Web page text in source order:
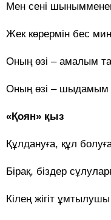
Мен сені
Жек көрермін бес
Оның өзі – амалым
Оның өзі – шыдамым
«Қоян» қыз
Құлдануға, құл
Бірақ, біздер
Кілең жігіт